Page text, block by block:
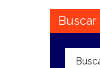
Buscar
Buscar: